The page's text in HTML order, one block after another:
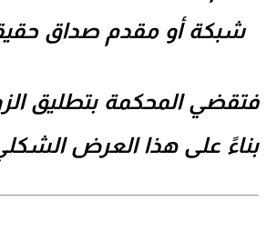
شبكة أو مقدم صداق
فتقضي المحكمة بتطليق
بناءً على هذا العرض